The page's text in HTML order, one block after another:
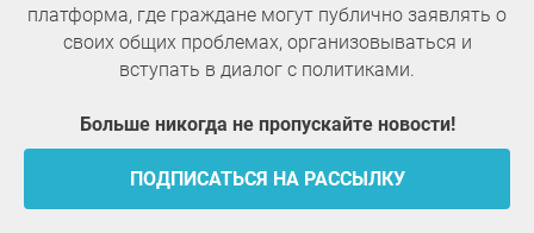
платформа, где граждане могут публично заявлять о
своих общих проблемах, организовываться и
вступать в диалог с политиками.
Больше никогда не пропускайте новости!
ПОДПИСАТЬСЯ НА РАССЫЛКУ